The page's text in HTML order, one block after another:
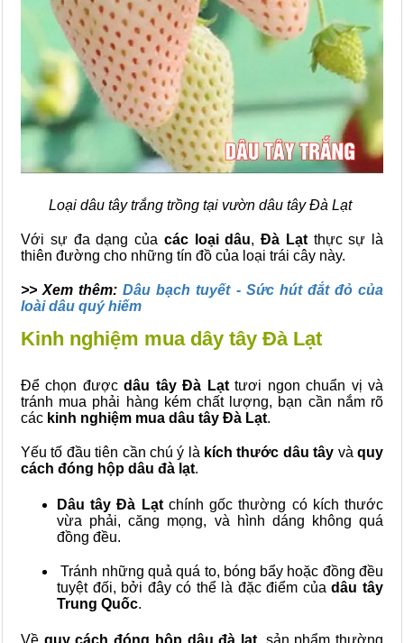
Loại dâu tây trắng trồng tại vườn dâu tây Đà Lạt
Với sự đa dạng của các loại dâu, Đà Lạtthực sự là
thiên đường cho những tín đồ của loại trái cây này.
>> Xem thêm:Dâu bạch tuyết - Sức hút đắt đỏ của
loài dâu quý hiếm
Kinh nghiệm mua dây tây Đà Lạt
Để chọn đượcdâu tây Đà Lạttươi ngon chuẩn vị và
tránh mua phải hàng kém chất lượng, bạn cần nắm rõ
các kinh nghiệm mua dâu tây Đà Lạt.
Yếu tố đầu tiên cần chú ý là kích thước dâu tây vàquy
cách đóng hộp dâu đà lạt.
Dâu tây Đà Lạtchính gốc thường có kích thước
vừa phải, căng mọng, và hình dáng không quá
đồng đều.
Tránh những quả quá to, bóng bẩy hoặc đồng đều
tuyệt đối, bởi đây có thể là đặc điểm củadâu tây
Trung Quốc.
Về quy cách đóng hộp dâu đà lạt, sản phẩm thường